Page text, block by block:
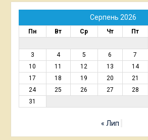
Серпень 2026
Пн Вт Ср Чт Пт
3
4 5 6 7
10
11 12 13 14
17
18 19 20 21
24
25 26 27 28
31
« Лип